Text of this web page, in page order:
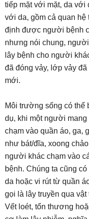
tiếp mặt với mặt, da với
với da, gồm cả quan
định được người bệnh
nhưng nói chung,
lây bệnh cho người
đã đóng vảy, lớp vảy
mới.
Môi trường sống có thể
dụ, khi một người
chạm vào quần áo, ga,
như bát/đĩa, xoong
người khác chạm vào
bệnh. Chúng ta cũng
da hoặc vi rút từ quần
gọi là lây truyền qua vật
Vết loét, tổn thương